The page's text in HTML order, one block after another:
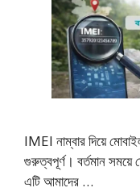
IMEI নাম্বার দিয়ে
গুরুত্বপূর্ণ। বর্তমান
এটি আমাদের …